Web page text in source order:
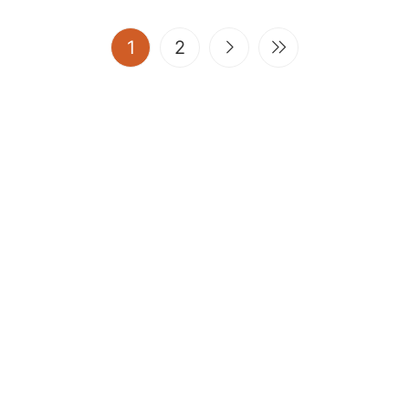
1 (current)
2